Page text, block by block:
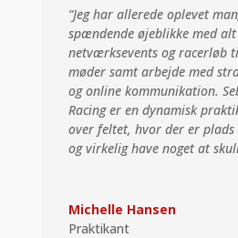
“Jeg har allerede oplevet
spændende øjeblikke med
netværksevents og racerløb
møder samt arbejde med
og online kommunikation.
Racing er en dynamisk
over feltet, hvor der er
og virkelig have noget at
Michelle Hansen
Praktikant